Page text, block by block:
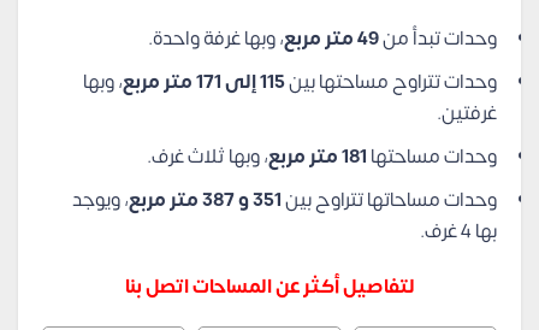
وحدات تبدأ من49 متر مربع
، وبها غرفة واحدة.
وحدات تتراوح مساحتها بين115 إلى 171 متر مربع
، وبها
غرفتين.
وحدات مساحتها181 متر مربع
، وبها ثلاث غرف.
وحدات مساحاتها تتراوح بين351 و 387 متر مربع
، ويوجد
بها 4 غرف.
لتفاصيل أكثر عن المساحات اتصل بنا